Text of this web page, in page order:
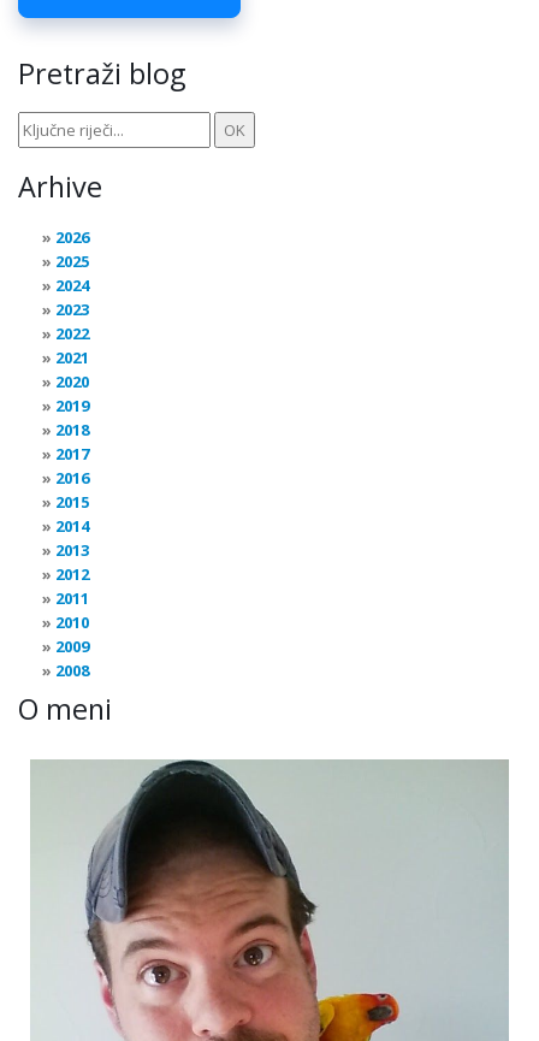
Pretraži blog
Arhive
2026
2025
2024
2023
2022
2021
2020
2019
2018
2017
2016
2015
2014
2013
2012
2011
2010
2009
2008
O meni